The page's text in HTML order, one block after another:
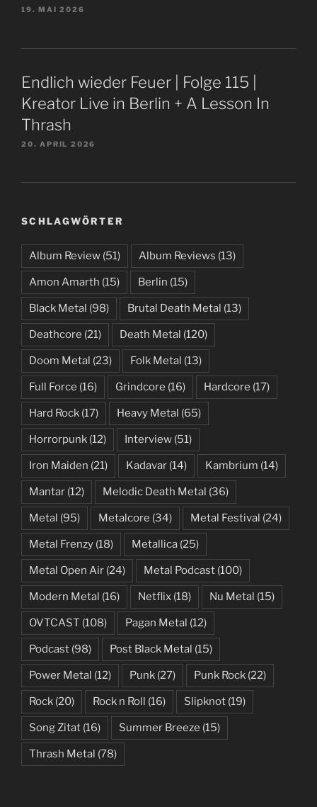
19. MAI 2026
Endlich wieder Feuer | Folge 115 |
Kreator Live in Berlin + A Lesson In
Thrash
20. APRIL 2026
SCHLAGWÖRTER
Album Review (51) Album Reviews (13)
Amon Amarth (15) Berlin (15)
Black Metal (98) Brutal Death Metal (13)
Deathcore (21) Death Metal (120)
Doom Metal (23) Folk Metal (13)
Full Force (16) Grindcore (16) Hardcore (17)
Hard Rock (17) Heavy Metal (65)
Horrorpunk (12) Interview (51)
Iron Maiden (21) Kadavar (14) Kambrium (14)
Mantar (12) Melodic Death Metal (36)
Metal (95) Metalcore (34) Metal Festival (24)
Metal Frenzy (18) Metallica (25)
Metal Open Air (24) Metal Podcast (100)
Modern Metal (16) Netflix (18) Nu Metal (15)
OVTCAST (108) Pagan Metal (12)
Podcast (98) Post Black Metal (15)
Power Metal (12) Punk (27) Punk Rock (22)
Rock (20) Rock n Roll (16) Slipknot (19)
Song Zitat (16) Summer Breeze (15)
Thrash Metal (78)